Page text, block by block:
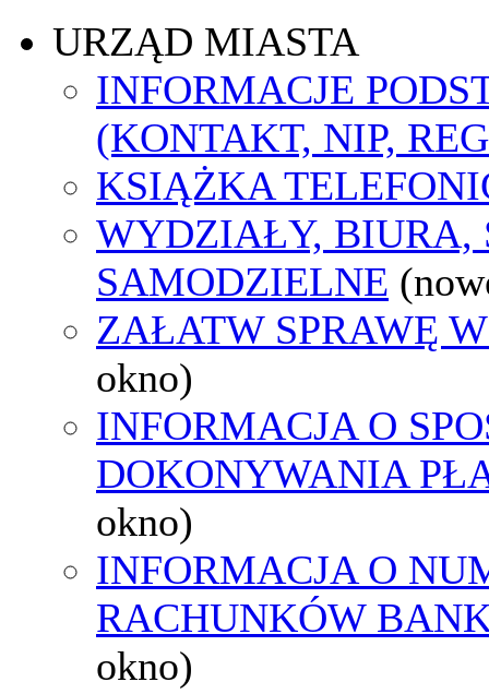
URZĄD MIASTA
INFORMACJE
(KONTAKT, NIP,
KSIĄŻKA
WYDZIAŁY, BIURA,
SAMODZIELNE
ZAŁATW SPRAWĘ
okno)
INFORMACJA O
DOKONYWANIA
okno)
INFORMACJA O
RACHUNKÓW
okno)